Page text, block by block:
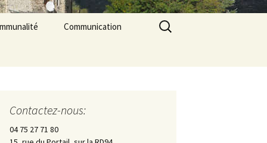
Communication
Les Pilles dans la presse
Rechercher :
Contactez-nous:
04 75 27 71 80